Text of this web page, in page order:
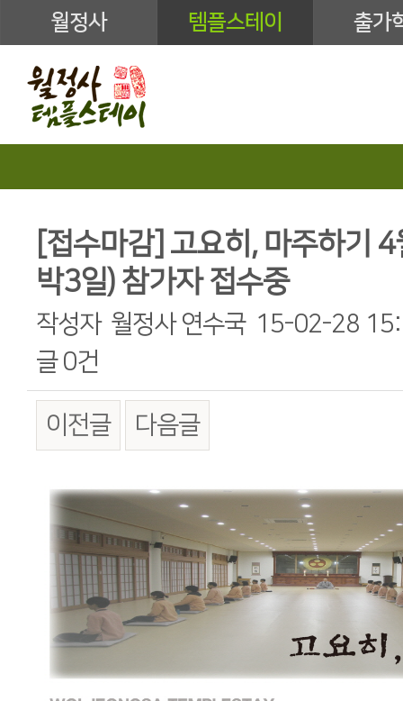
월정사 템플스테이 출가
[접수마감] 고요히, 마주하기
박3일) 참가자 접수중
작성자 월정사 연수국 15-02-28
글 0건
이전글 다음글
본문